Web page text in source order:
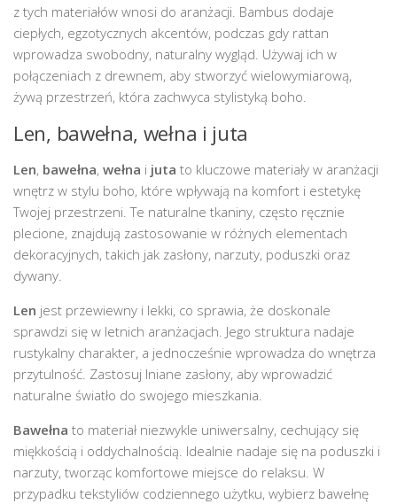
z tych materiałów wnosi do aranżacji. Bambus dodaje
ciepłych, egzotycznych akcentów, podczas gdy rattan
wprowadza swobodny, naturalny wygląd. Używaj ich w
połączeniach z drewnem, aby stworzyć wielowymiarową,
żywą przestrzeń, która zachwyca stylistyką boho.
Len, bawełna, wełna i juta
Len, bawełna, wełna i juta to kluczowe materiały w aranżacji
wnętrz w stylu boho, które wpływają na komfort i estetykę
Twojej przestrzeni. Te naturalne tkaniny, często ręcznie
plecione, znajdują zastosowanie w różnych elementach
dekoracyjnych, takich jak zasłony, narzuty, poduszki oraz
dywany.
Len jest przewiewny i lekki, co sprawia, że doskonale
sprawdzi się w letnich aranżacjach. Jego struktura nadaje
rustykalny charakter, a jednocześnie wprowadza do wnętrza
przytulność. Zastosuj lniane zasłony, aby wprowadzić
naturalne światło do swojego mieszkania.
Bawełna to materiał niezwykle uniwersalny, cechujący się
miękkością i oddychalnością. Idealnie nadaje się na poduszki i
narzuty, tworząc komfortowe miejsce do relaksu. W
przypadku tekstyliów codziennego użytku, wybierz bawełnę